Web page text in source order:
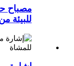
مصباح
للبيئة